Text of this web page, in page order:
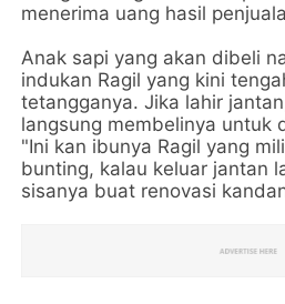
menerima uang hasil
Anak sapi yang akan dibeli
indukan Ragil yang kini
tetangganya. Jika lahir
langsung membelinya untuk
"Ini kan ibunya Ragil yang
bunting, kalau keluar jantan
sisanya buat renovasi